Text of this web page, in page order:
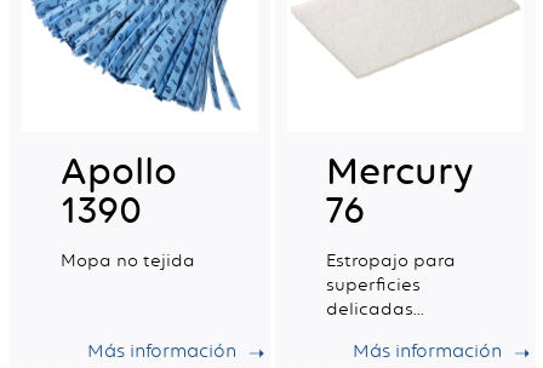
Apollo
1390
Mopa no tejida
Más información
Mercury
76
Estropajo para
superficies
delicadas
fibra 100%
Más información